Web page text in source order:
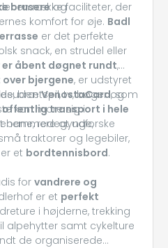
brusereog
en række faciliteter, der
komfort for øje. Badl
er det perfekte
snack, en strudel eller
åbent døgnet rundt,
bjergene, er udstyret
brætspil, tv, bøger og
kan more sig i
redegynge,
traktorer og legebiler,
et bordtennisbord.
VenostaCard, som
transport i hele
nemmere at udforske
forvandrere og
er et perfekt
i højderne, trekking
alpehytter samt cykelture
de organiserede